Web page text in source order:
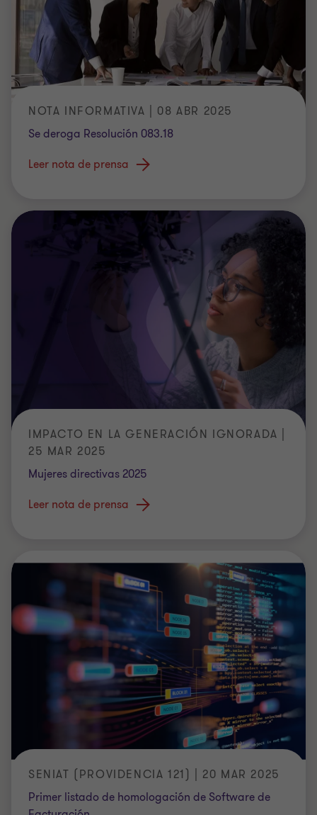
NOTA INFORMATIVA | 08 ABR 2025
Se deroga Resolución 083.18
Leer nota de prensa
IMPACTO EN LA GENERACIÓN IGNORADA |
25 MAR 2025
Mujeres directivas 2025
Leer nota de prensa
SENIAT (PROVIDENCIA 121) | 20 MAR 2025
Primer listado de homologación de Software de